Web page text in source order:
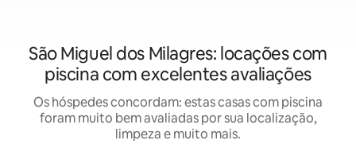
São Miguel dos Milagres: locações com
piscina com excelentes avaliações
Os hóspedes concordam: estas casas com piscina
foram muito bem avaliadas por sua localização,
limpeza e muito mais.